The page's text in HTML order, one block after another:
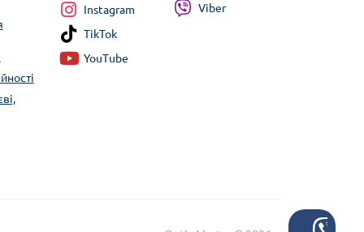
Instagram
TikTok
YouTube
Viber